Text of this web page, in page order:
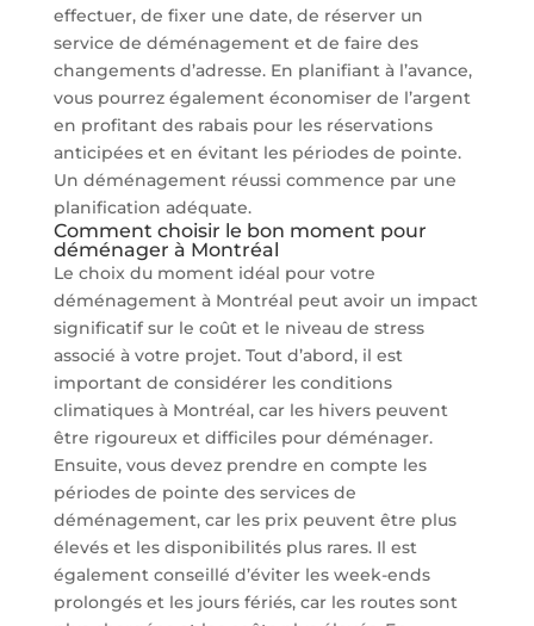
effectuer, de fixer une date, de réserver un
service de déménagement et de faire des
changements d’adresse. En planifiant à l’avance,
vous pourrez également économiser de l’argent
en profitant des rabais pour les réservations
anticipées et en évitant les périodes de pointe.
Un déménagement réussi commence par une
planification adéquate.
Comment choisir le bon moment pour
déménager à Montréal
Le choix du moment idéal pour votre
déménagement à Montréal peut avoir un impact
significatif sur le coût et le niveau de stress
associé à votre projet. Tout d’abord, il est
important de considérer les conditions
climatiques à Montréal, car les hivers peuvent
être rigoureux et difficiles pour déménager.
Ensuite, vous devez prendre en compte les
périodes de pointe des services de
déménagement, car les prix peuvent être plus
élevés et les disponibilités plus rares. Il est
également conseillé d’éviter les week-ends
prolongés et les jours fériés, car les routes sont